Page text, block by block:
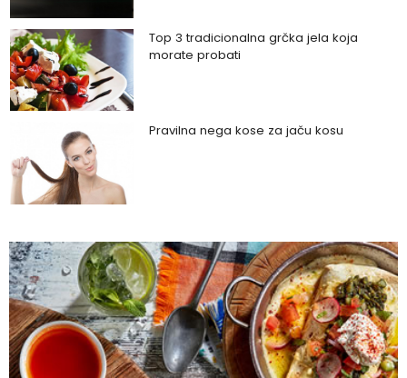
Top 3 tradicionalna grčka jela koja
morate probati
Pravilna nega kose za jaču kosu
Šta su policistični jajnici i kako rešiti ovaj
problem?